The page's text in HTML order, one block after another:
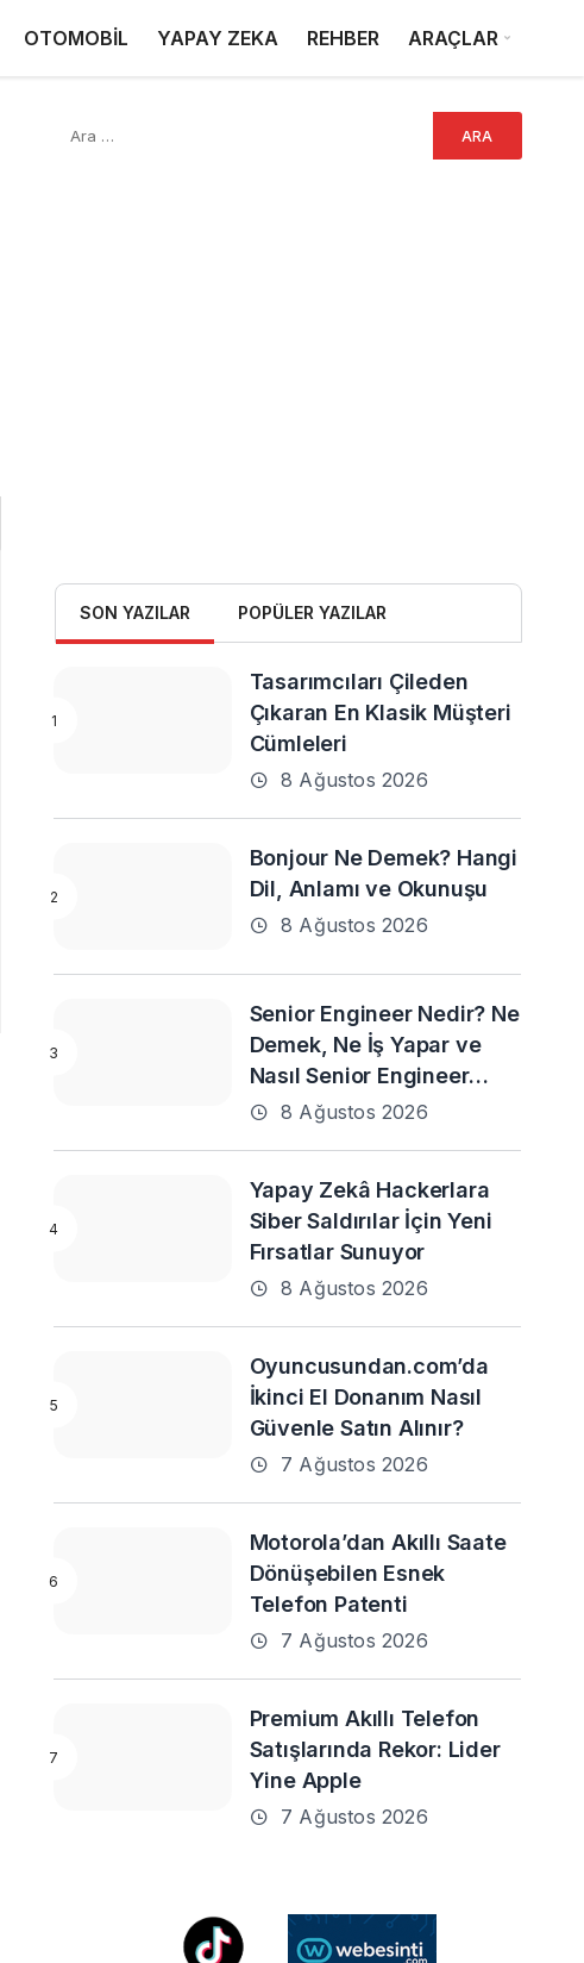
OTOMOBİL YAPAY ZEKA REHBER ARAÇLAR
SON YAZILAR POPÜLER YAZILAR
Tasarımcıları Çileden
Çıkaran En Klasik Müşteri
Cümleleri
8 Ağustos 2026
Bonjour Ne Demek? Hangi
Dil, Anlamı ve Okunuşu
8 Ağustos 2026
Senior Engineer Nedir? Ne
Demek, Ne İş Yapar ve
Nasıl Senior Engineer
Olunur?
8 Ağustos 2026
Yapay Zekâ Hackerlara
Siber Saldırılar İçin Yeni
Fırsatlar Sunuyor
8 Ağustos 2026
Oyuncusundan.com’da
İkinci El Donanım Nasıl
Güvenle Satın Alınır?
7 Ağustos 2026
Motorola’dan Akıllı Saate
Dönüşebilen Esnek
Telefon Patenti
7 Ağustos 2026
Premium Akıllı Telefon
Satışlarında Rekor: Lider
Yine Apple
7 Ağustos 2026